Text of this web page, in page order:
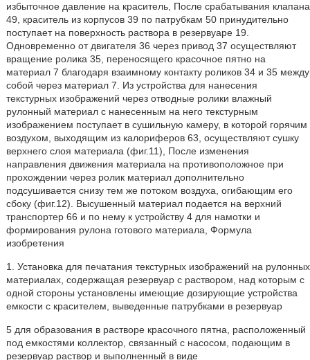
избыточное давление на краситель, После срабатывания клапана
49, краситель из корпусов 39 по патрубкам 50 принудительно
поступает на поверхность раствора в резервуаре 19.
Одновременно от двигателя 36 через привод 37 осуществляют
вращение ролика 35, переносящего красочное пятно на
материал 7 благодаря взаимному контакту роликов 34 и 35 между
собой через материал 7. Из устройства для нанесения
текстурных изображений через отводные ролики влажный
рулонный материал с нанесенным на него текстурным
изображением поступает в сушильную камеру, в которой горячим
воздухом, выходящим из калориферов 63, осуществляют сушку
верхнего слоя материала (фиг.11), После изменения
направления движения материала на противоположное при
прохождении через ролик материал дополнительно
подсушивается снизу тем же потоком воздуха, огибающим его
сбоку (фиг.12). Высушенный материал подается на верхний
транспортер 66 и по нему к устройству 4 для намотки и
формирования рулона готового материала, Формула
изобретения
1. Установка для печатания текстурных изображений на рулонных
материалах, содержащая резервуар с раствором, над которым с
одной стороны установлены имеющие дозирующие устройства
емкости с красителем, выведенные патрубками в резервуар
5 для образования в растворе красочного пятна, расположенный
под емкостями коллектор, связанный с насосом, подающим в
резервуар раствор и выполненный в виде